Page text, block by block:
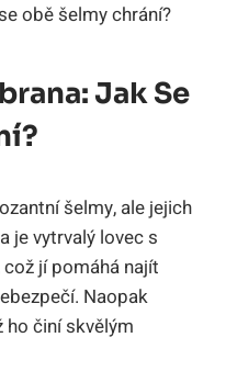
Jak Se
šelmy, ale jejich
je vytrvalý lovec s
jí pomáhá najít
Naopak
ho činí skvělým